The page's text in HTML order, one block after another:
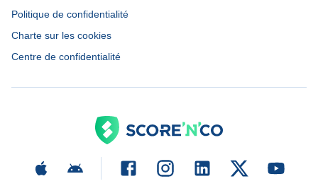
Politique de confidentialité
Charte sur les cookies
Centre de confidentialité